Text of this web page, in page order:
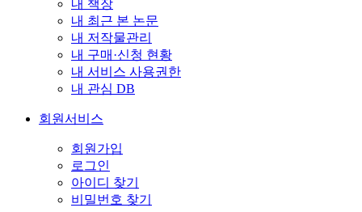
내 책장
내 최근 본 논문
내 저작물관리
내 구매·신청 현황
내 서비스 사용권한
내 관심 DB
회원서비스
회원가입
로그인
아이디 찾기
비밀번호 찾기